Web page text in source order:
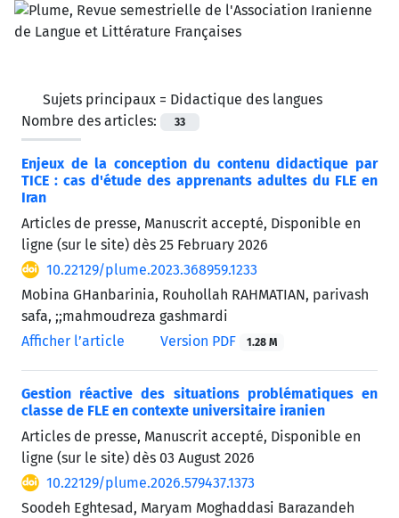
Sujets principaux = Didactique des langues
Nombre des articles:
33
Enjeux de la conception du contenu didactique par
TICE : cas d'étude des apprenants adultes du FLE en
Iran
Articles de presse, Manuscrit accepté, Disponible en
ligne (sur le site) dès 25 February 2026
10.22129/plume.2023.368959.1233
Mobina GHanbarinia, Rouhollah RAHMATIAN, parivash
safa, ;;mahmoudreza gashmardi
Afficher l’article
Version PDF 1.28 M
Gestion réactive des situations problématiques en
classe de FLE en contexte universitaire iranien
Articles de presse, Manuscrit accepté, Disponible en
ligne (sur le site) dès 03 August 2026
10.22129/plume.2026.579437.1373
Soodeh Eghtesad, Maryam Moghaddasi Barazandeh